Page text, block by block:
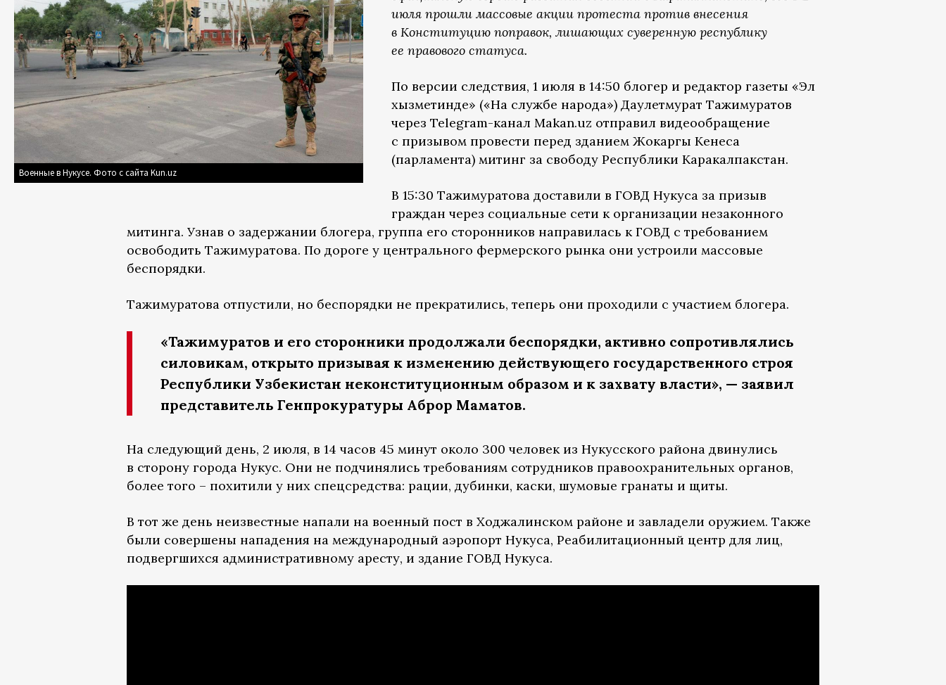
Военные в Нукусе. Фото с сайта Kun.uz
июля прошли массовые акции протеста против внесения
в Конституцию поправок, лишающих суверенную республику
ее правового статуса.
По версии следствия, 1 июля в 14:50 блогер и редактор газеты «Эл
хызметинде» («На службе народа») Даулетмурат Тажимуратов
через Telegram-канал Makan.uz отправил видеообращение
с призывом провести перед зданием Жокаргы Кенеса
(парламента) митинг за свободу Республики Каракалпакстан.
В 15:30 Тажимуратова доставили в ГОВД Нукуса за призыв
граждан через социальные сети к организации незаконного
митинга. Узнав о задержании блогера, группа его сторонников направилась к ГОВД с требованием
освободить Тажимуратова. По дороге у центрального фермерского рынка они устроили массовые
беспорядки.
Тажимуратова отпустили, но беспорядки не прекратились, теперь они проходили с участием блогера.
«Тажимуратов и его сторонники продолжали беспорядки, активно сопротивлялись
силовикам, открыто призывая к изменению действующего государственного строя
Республики Узбекистан неконституционным образом и к захвату власти», — заявил
представитель Генпрокуратуры Аброр Маматов.
На следующий день, 2 июля, в 14 часов 45 минут около 300 человек из Нукусского района двинулись
в сторону города Нукус. Они не подчинялись требованиям сотрудников правоохранительных органов,
более того – похитили у них спецсредства: рации, дубинки, каски, шумовые гранаты и щиты.
В тот же день неизвестные напали на военный пост в Ходжалинском районе и завладели оружием. Также
были совершены нападения на международный аэропорт Нукуса, Реабилитационный центр для лиц,
подвергшихся административному аресту, и здание ГОВД Нукуса.